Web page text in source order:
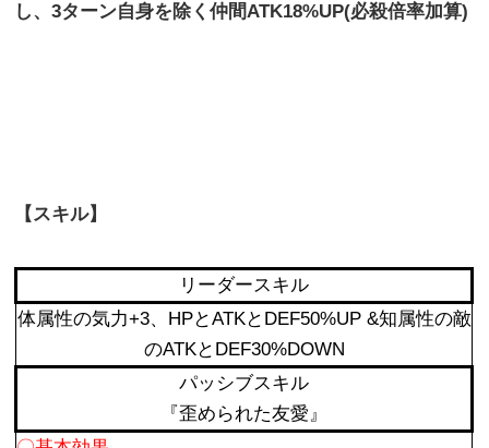
し、3ターン自身を除く仲間ATK18%UP(必殺倍率加算)
【スキル】
リーダースキル
体属性の気力+3、HPとATKとDEF50%UP &知属性の敵
のATKとDEF30%DOWN
パッシブスキル
『歪められた友愛』